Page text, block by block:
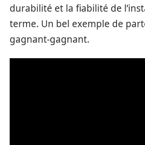
durabilité et la fiabilité de
terme. Un bel exemple de
gagnant-gagnant.